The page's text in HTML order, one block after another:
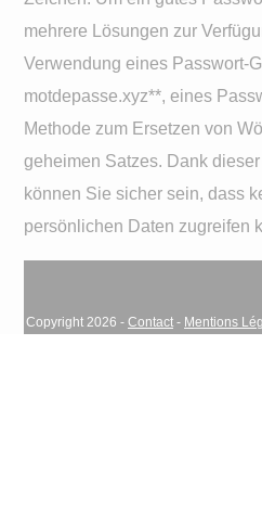
mehrere Lösungen zur
Verwendung eines Passwort-
motdepasse.xyz**, eines
Methode zum Ersetzen von
geheimen Satzes. Dank
können Sie sicher sein, dass
persönlichen Daten zugreifen
Copyright 2026 - Contact - Mentions